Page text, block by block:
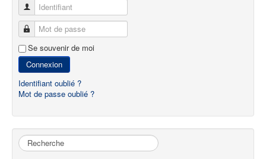
Identifiant
Mot de passe
Se souvenir de moi
Connexion
Identifiant oublié ?
Mot de passe oublié ?
Rechercher